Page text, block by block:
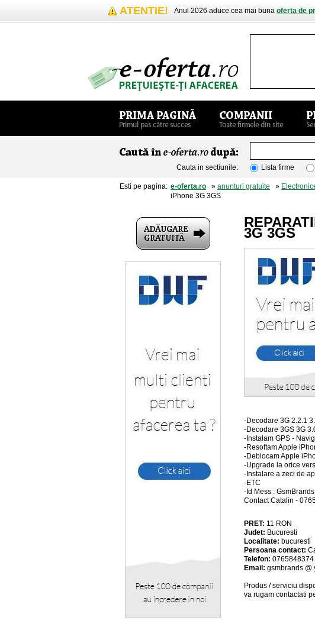
ATENTIE! Anul 2026 aduce cea mai buna oferta de
Cauta in sectiunile: Lista firme
Esti pe pagina: e-oferta.ro » anunturi gratuite »
iPhone 3G 3GS
3G 3GS
-Decodare 3G 2.2.1
-Decodare 3GS 3G
-Instalam GPS -
-Resoftam Apple
-Deblocam Apple
-Upgrade la orice
-Instalare a zeci de
-ETC
-Id Mess : GsmBrands
Contact Catalin -
PRET: 11 RON
Judet: Bucuresti
Localitate: bucuresti
Persoana contact:
Telefon: 0765848374
Email: gsmbrands @
Produs / serviciu
va rugam contactati